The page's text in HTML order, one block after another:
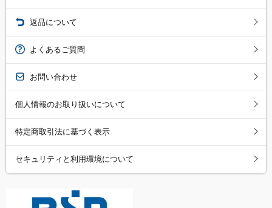
返品について
よくあるご質問
お問い合わせ
個人情報のお取り扱いについて
特定商取引法に基づく表示
セキュリティと利用環境について